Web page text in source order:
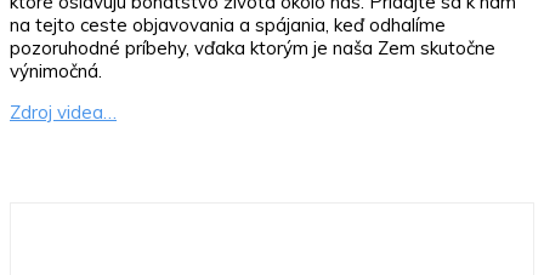
na tejto ceste objavovania a spájania, keď odhalíme
pozoruhodné príbehy, vďaka ktorým je naša Zem skutočne
výnimočná.
Zdroj videa…